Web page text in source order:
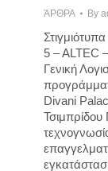
ΆΡΘΡΑ By
5 – ΑLTEC
Γενική
Divani